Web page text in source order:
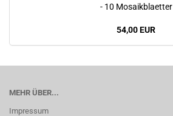
- 10 Mosaikblaetter
54,00 EUR
MEHR ÜBER...
Impressum